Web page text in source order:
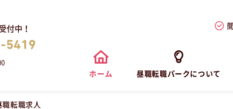
付中！
5419
ホーム 昼職転職パークについて
転職求人